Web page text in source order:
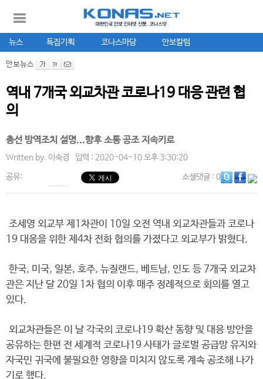
뉴스 특집기획 코나스마당 안보칼럼
안보뉴스
역내 7개국 외교차관 코로나19 대응 관련 협
의
총선 방역조치 설명...향후 소통 공조 지속키로
Written by. 이숙경 입력 : 2020-04-10 오후 3:30:20
공유: 소셜댓글: 0
조세영 외교부 제1차관이 10일 오전 역내 외교차관들과 코로나
19 대응을 위한 제4차 전화 협의를 가졌다고 외교부가 밝혔다.
한국, 미국, 일본, 호주, 뉴질랜드, 베트남, 인도 등 7개국 외교차
관은 지난 달 20일 1차 협의 이후 매주 정례적으로 회의를 열고
있다.
외교차관들은 이 날 각국의 코로나19 확산 동향 및 대응 방안을
공유하는 한편 전 세계적 코로나19 사태가 글로벌 공급망 유지와
자국민 귀국에 불필요한 영향을 미치지 않도록 계속 공조해 나가
기로 했다.